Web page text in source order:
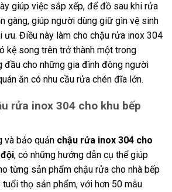
giúp việc sắp xếp, để đồ sau khi rửa
gàng, giúp người dùng giữ gìn vệ sinh
ưu. Điều này làm cho chậu rửa inox 304
kệ song trên trở thành một trong
đầu cho những gia đình đông người
ăn có nhu cầu rửa chén đĩa lớn.
rửa inox 304 cho khu bếp
và bảo quản chậu rửa inox 304 cho
, có những hướng dẫn cụ thể giúp
từng sản phẩm chậu rửa cho nhà bếp
thọ sản phẩm, với hơn 50 mẫu